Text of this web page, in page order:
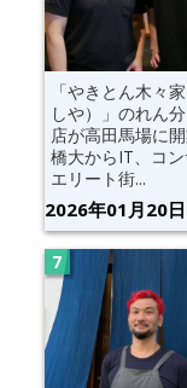
「やきとん木々
しや）」のれん
店が高田馬場に
橋大からIT、コン
エリート街...
2026年01月20日